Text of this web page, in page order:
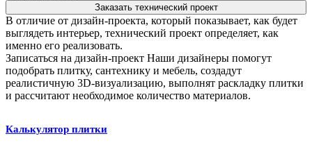
Заказать технический проект
В отличие от дизайн-проекта, который показывает, как будет
выглядеть интерьер, технический проект определяет, как
именно его реализовать.
Записаться на дизайн-проект Наши дизайнеры помогут
подобрать плитку, сантехнику и мебель, создадут
реалистичную 3D-визуализацию, выполнят раскладку плитки
и рассчитают необходимое количество материалов.
Калькулятор плитки